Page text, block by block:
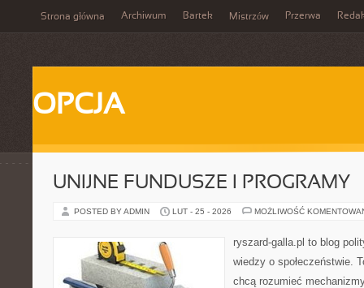
Strona główna Archiwum Bartek Mistrzów Przerwa
OPCJA
UNIJNE FUNDUSZE I PROGRAMY
POSTED BY ADMIN LUT - 25 - 2026 MOŻLIWOŚĆ
ryszard-galla.pl to blog
wiedzy o społeczeństwie.
chcą rozumieć